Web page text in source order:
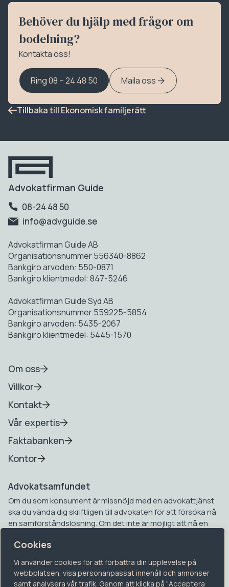
Cookies
Vi använder cookies för att förbättra din upplevelse på
webbplatsen, visa personanpassat innehåll och annonser
samt analysera vår trafik. Genom att klicka på "Acceptera
Behöver du hjälp med frågor om
bodelning?
Kontakta oss!
Ring 08 – 24 48 50 Maila oss
Tillbaka till Ekonomisk familjerätt
Advokatfirman Guide
08-24 48 50
info@advguide.se
Advokatfirman Guide AB
Organisationsnummer 556340-8862
Bankgiro arvoden: 550-0871
Bankgiro klientmedel: 847-5246
Advokatfirman Guide Syd AB
Organisationsnummer 559225-5854
Bankgiro arvoden: 5435-2067
Bankgiro klientmedel: 5445-1570
Om oss
Villkor
Kontakt
Vår expertis
Faktabanken
Kontor
Advokatsamfundet
Om du som konsument är missnöjd med en advokattjänst
ska du vända dig skriftligen till advokaten för att försöka nå
en samförståndslösning. Om det inte är möjligt att nå en
Advokatsamfundets konsumenttvistnämnd. Mer
information om detta hittar du på Advokatsamfundets
hemsida.